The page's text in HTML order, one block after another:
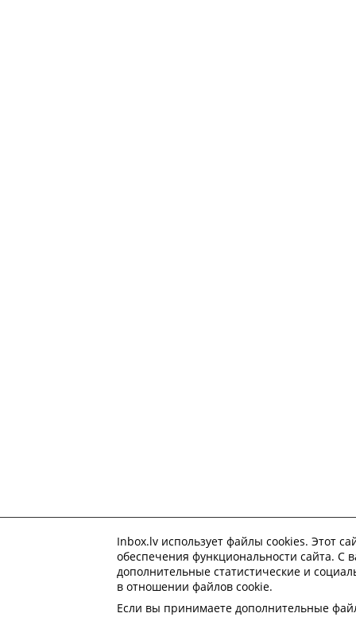
Inbox.lv использует файлы cookies. Этот
обеспечения функциональности сайта. С
дополнительные статистические и
в отношении файлов cookie.
Если вы принимаете дополнительные